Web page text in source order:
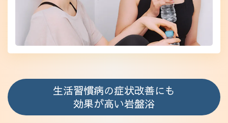
生活習慣病の症状改善にも
効果が高い岩盤浴